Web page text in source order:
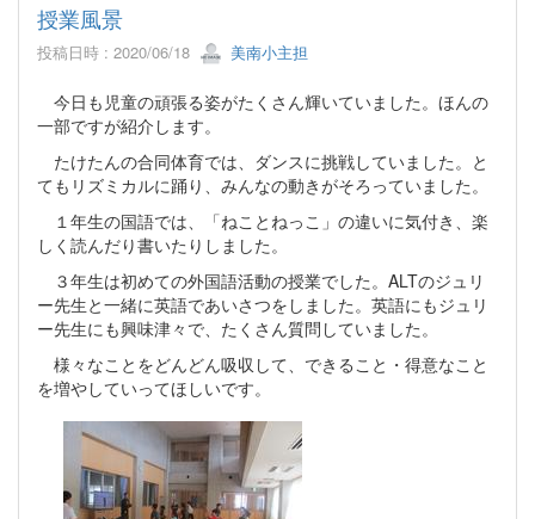
授業風景
投稿日時 : 2020/06/18 美南小主担
今日も児童の頑張る姿がたくさん輝いていました。ほんの
一部ですが紹介します。
たけたんの合同体育では、ダンスに挑戦していました。と
てもリズミカルに踊り、みんなの動きがそろっていました。
１年生の国語では、「ねことねっこ」の違いに気付き、楽
しく読んだり書いたりしました。
３年生は初めての外国語活動の授業でした。ALTのジュリ
ー先生と一緒に英語であいさつをしました。英語にもジュリ
ー先生にも興味津々で、たくさん質問していました。
様々なことをどんどん吸収して、できること・得意なこと
を増やしていってほしいです。